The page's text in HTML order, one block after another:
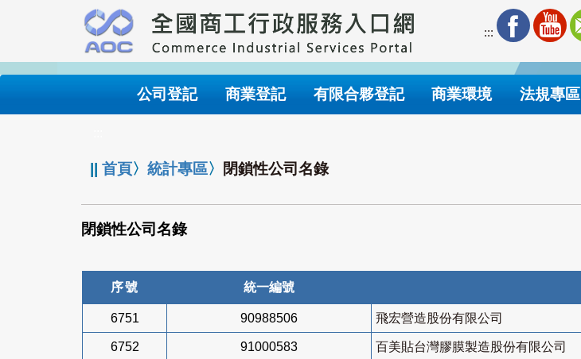
要
內
:::
公司登記 商業登記 有限合夥登記 商業環境 法規專區
||首頁〉統計專區〉 閉鎖性公司名錄
閉鎖性公司名錄
序號 統一編號
6751 90988506 飛宏營造股份有限公司
6752 91000583 百美貼台灣膠膜製造股份有限公司